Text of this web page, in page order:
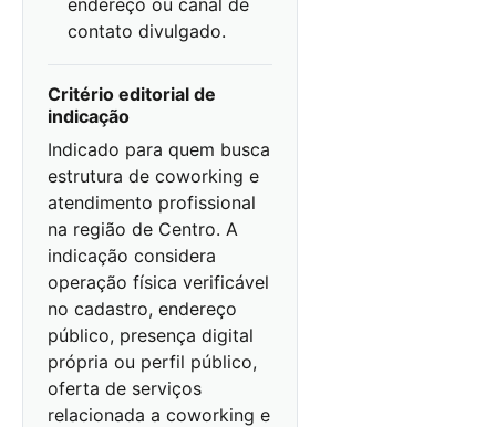
endereço ou canal de
contato divulgado.
Critério editorial de
indicação
Indicado para quem busca
estrutura de coworking e
atendimento profissional
na região de Centro. A
indicação considera
operação física verificável
no cadastro, endereço
público, presença digital
própria ou perfil público,
oferta de serviços
relacionada a coworking e